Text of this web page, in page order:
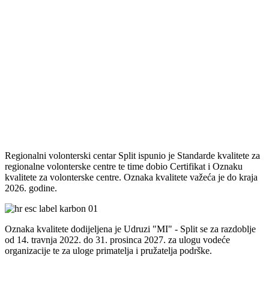
Regionalni volonterski centar Split ispunio je Standarde kvalitete za
regionalne volonterske centre te time dobio Certifikat i Oznaku
kvalitete za volonterske centre. Oznaka kvalitete važeća je do kraja
2026. godine.
Oznaka kvalitete dodijeljena je Udruzi "MI" - Split se za razdoblje
od 14. travnja 2022. do 31. prosinca 2027. za ulogu vodeće
organizacije te za uloge primatelja i pružatelja podrške.